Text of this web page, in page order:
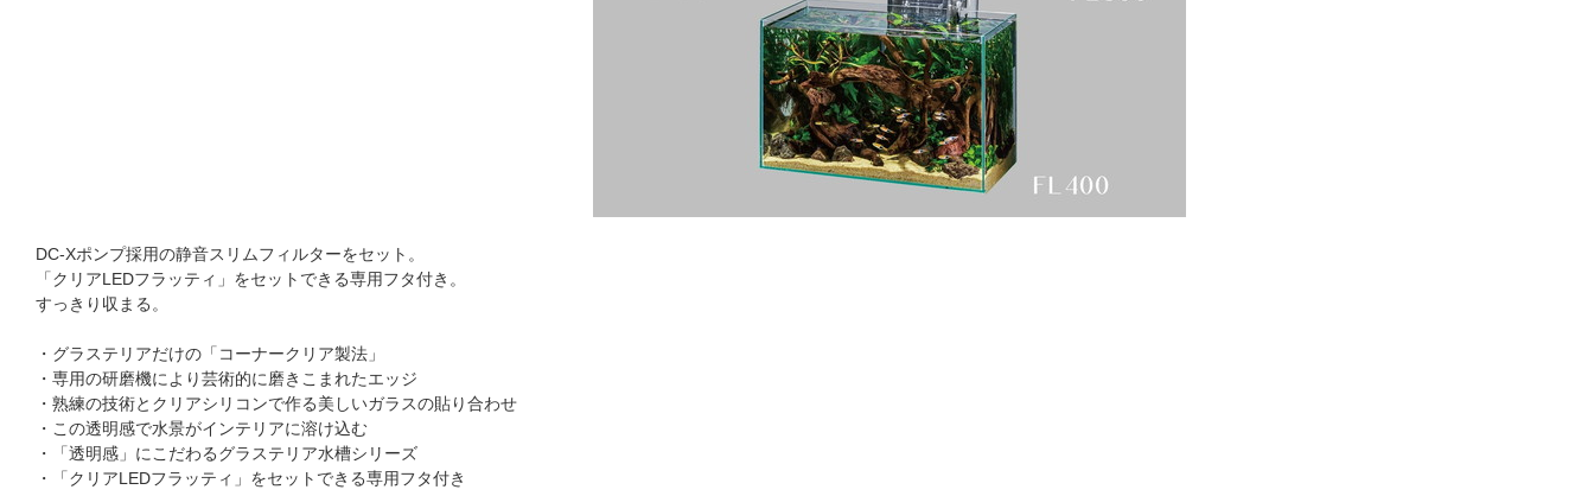
DC-Xポンプ採用の静音スリムフィルターをセット。
「クリアLEDフラッティ」をセットできる専用フタ付き。
すっきり収まる。
・グラステリアだけの「コーナークリア製法」
・専用の研磨機により芸術的に磨きこまれたエッジ
・熟練の技術とクリアシリコンで作る美しいガラスの貼り合わせ
・この透明感で水景がインテリアに溶け込む
・「透明感」にこだわるグラステリア水槽シリーズ
・「クリアLEDフラッティ」をセットできる専用フタ付き